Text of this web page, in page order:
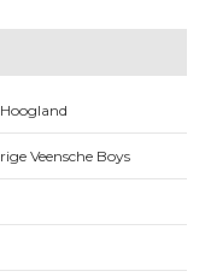
Veensche Boys